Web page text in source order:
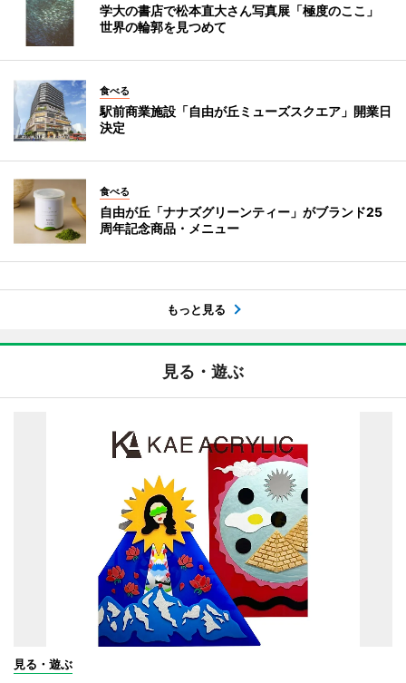
学大の書店で松本直大さん写真展「極度のここ」
世界の輪郭を見つめて
食べる
駅前商業施設「自由が丘ミューズスクエア」開業日
決定
食べる
自由が丘「ナナズグリーンティー」がブランド25
周年記念商品・メニュー
もっと見る
見る・遊ぶ
見る・遊ぶ